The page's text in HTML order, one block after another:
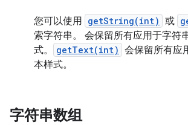
您可以使用 getString(int) 或
索字符串。 会保留所有应用于字符
式。
getText(int) 会保留所有应
本样式。
字符串数组